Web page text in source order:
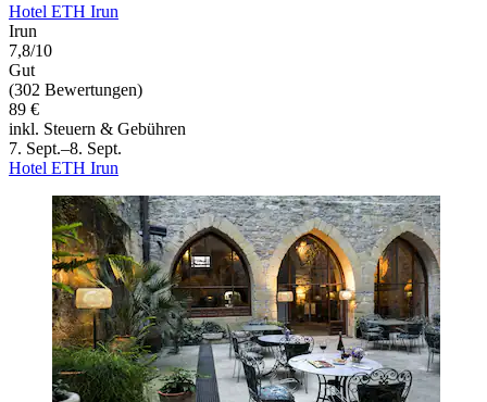
Hotel ETH Irun
Irun
7,8/10
Gut
(302 Bewertungen)
89 €
inkl. Steuern & Gebühren
7. Sept.–8. Sept.
Hotel ETH Irun